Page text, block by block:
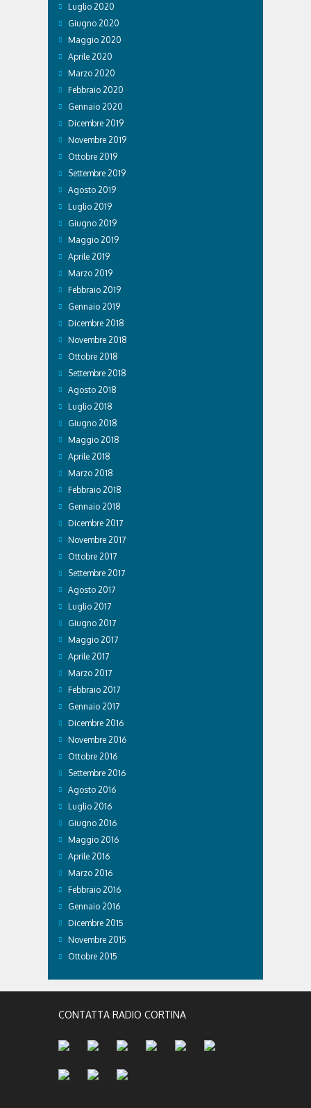
Luglio 2020
Giugno 2020
Maggio 2020
Aprile 2020
Marzo 2020
Febbraio 2020
Gennaio 2020
Dicembre 2019
Novembre 2019
Ottobre 2019
Settembre 2019
Agosto 2019
Luglio 2019
Giugno 2019
Maggio 2019
Aprile 2019
Marzo 2019
Febbraio 2019
Gennaio 2019
Dicembre 2018
Novembre 2018
Ottobre 2018
Settembre 2018
Agosto 2018
Luglio 2018
Giugno 2018
Maggio 2018
Aprile 2018
Marzo 2018
Febbraio 2018
Gennaio 2018
Dicembre 2017
Novembre 2017
Ottobre 2017
Settembre 2017
Agosto 2017
Luglio 2017
Giugno 2017
Maggio 2017
Aprile 2017
Marzo 2017
Febbraio 2017
Gennaio 2017
Dicembre 2016
Novembre 2016
Ottobre 2016
Settembre 2016
Agosto 2016
Luglio 2016
Giugno 2016
Maggio 2016
Aprile 2016
Marzo 2016
Febbraio 2016
Gennaio 2016
Dicembre 2015
Novembre 2015
Ottobre 2015
CONTATTA RADIO CORTINA